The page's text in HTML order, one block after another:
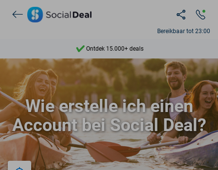
Bereikbaar tot 23:00
Ontdek 15.000+ deals
7 dagen per week beschikbaar
10+ miljoen leden
9,4
Ontdek 15.000+ deals
Wie erstelle ich einen
Account bei Social Deal?